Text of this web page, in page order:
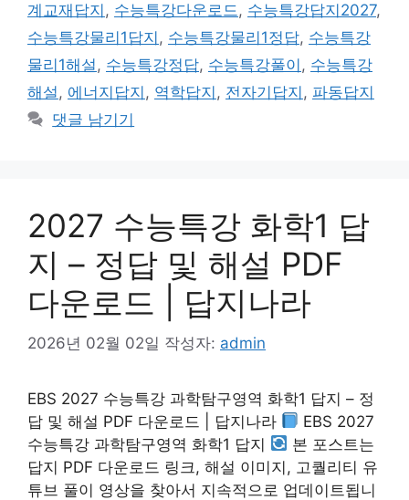
계교재답지 , 수능특강다운로드, 수능특강답지2027,
수능특강물리1답지 , 수능특강물리1정답, 수능특강
물리1해설 , 수능특강정답, 수능특강풀이 , 수능특강
해설 , 에너지답지 , 역학답지 , 전자기답지 , 파동답지
댓글 남기기
2027 수능특강 화학1 답
지 – 정답 및 해설 PDF
다운로드 | 답지나라
2026년 02월 02일 작성자: admin
EBS 2027 수능특강 과학탐구영역 화학1 답지 – 정
답 및 해설 PDF 다운로드 | 답지나라
EBS 2027
수능특강 과학탐구영역 화학1 답지
본 포스트는
답지 PDF 다운로드 링크, 해설 이미지, 고퀄리티 유
튜브 풀이 영상을 찾아서 지속적으로 업데이트됩니